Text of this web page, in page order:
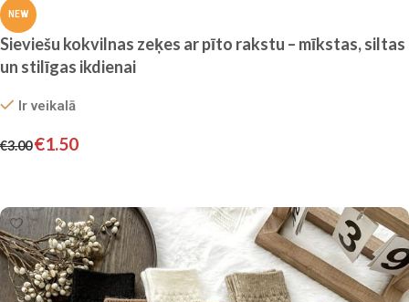
NEW
Sieviešu kokvilnas zeķes ar pīto rakstu – mīkstas, siltas
un stilīgas ikdienai
Ir veikalā
€3.00€1.50